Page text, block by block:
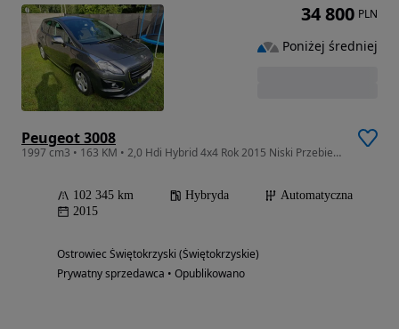
Peugeot 3008
1997 cm3 • 163 KM • 2,0 Hdi Hybrid 4x4 Rok 2015 Niski Przebieg Super Stan
102 345 km Hybryda
Automatyczna
2015
Ostrowiec Świętokrzyski (Świętokrzyskie)
Prywatny sprzedawca • Opublikowano
34 800 PLN
Poniżej średniej